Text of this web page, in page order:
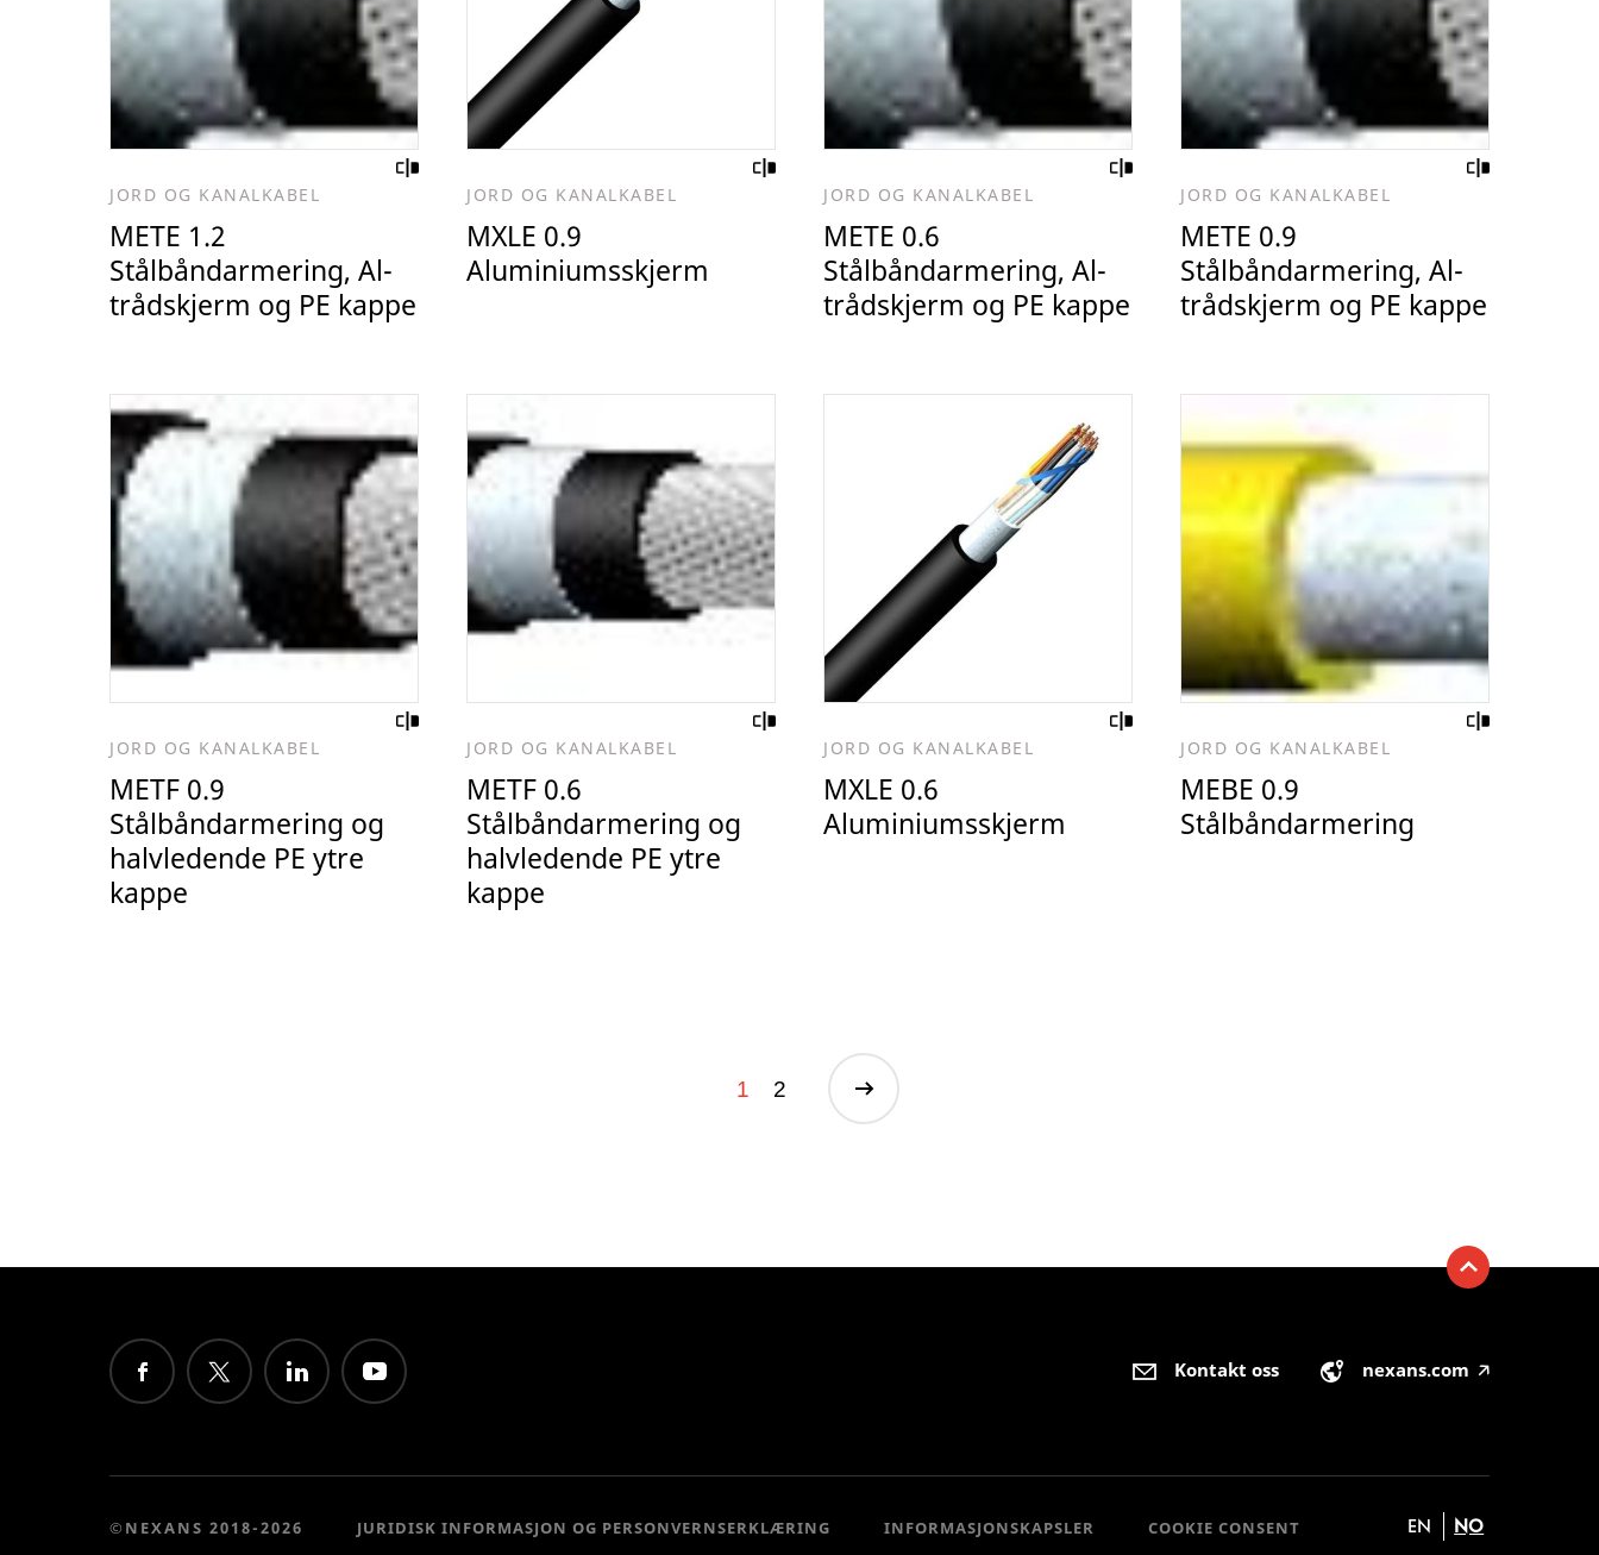
JORD OG KANALKABEL
METE 1.2
Stålbåndarmering, Al-
trådskjerm og PE kappe
JORD OG KANALKABEL
MXLE 0.9
Aluminiumsskjerm
JORD OG KANALKABEL
METE 0.6
Stålbåndarmering, Al-
trådskjerm og PE kappe
JORD OG KANALKABEL
METE 0.9
Stålbåndarmering, Al-
trådskjerm og PE kappe
JORD OG KANALKABEL
METF 0.9
Stålbåndarmering og
halvledende PE ytre
kappe
JORD OG KANALKABEL
METF 0.6
Stålbåndarmering og
halvledende PE ytre
kappe
JORD OG KANALKABEL
MXLE 0.6
Aluminiumsskjerm
JORD OG KANALKABEL
MEBE 0.9
Stålbåndarmering
1 2
Kontakt oss nexans.com 🡥
©NEXANS 2018-2026 JURIDISK INFORMASJON OG PERSONVERNSERKLÆRING INFORMASJONSKAPSLER COOKIE CONSENT EN NO